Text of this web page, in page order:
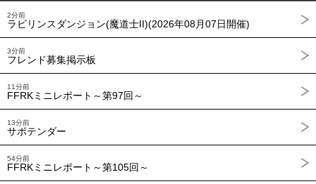
2分前
ラビリンスダンジョン(魔道士II)(2026年08月07日開催)
3分前
フレンド募集掲示板
11分前
FFRKミニレポート～第97回～
13分前
サボテンダー
54分前
FFRKミニレポート～第105回～